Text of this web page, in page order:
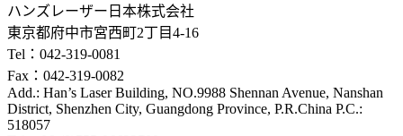
ハンズレーザー日本株式会社
東京都府中市宮西町2丁目4-16
Tel：042-319-0081
Fax：042-319-0082
Add.: Han’s Laser Building, NO.9988 Shennan Avenue, Nanshan
District, Shenzhen City, Guangdong Province, P.R.China P.C.:
518057